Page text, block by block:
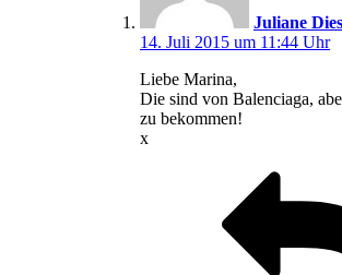
Juliane
14. Juli 2015 um 11:44 Uhr
Liebe Marina,
Die sind von Balenciaga,
zu bekommen!
x